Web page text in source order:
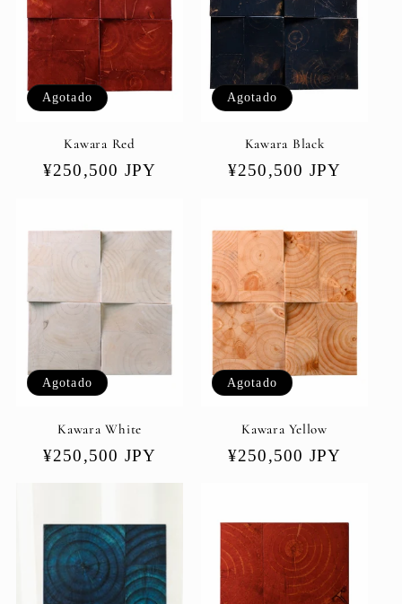
Agotado
Kawara Red
Precio
¥250,500 JPY
Agotado
Kawara Black
Precio
¥250,500 JPY
Agotado
Kawara White
Precio
¥250,500 JPY
Agotado
Kawara Yellow
Precio
¥250,500 JPY